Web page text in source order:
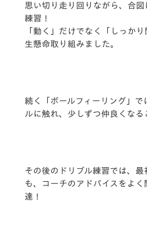
思い切り走り回りながら、合
練習！
「動く」だけでなく「しっか
生懸命取り組みました。
続く「ボールフィーリング」
ルに触れ、少しずつ仲良くなる
その後のドリブル練習では、
も、コーチのアドバイスをよ
達！